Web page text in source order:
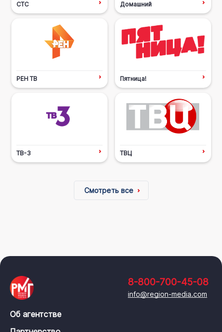
СТС Домашний
РЕН ТВ Пятница!
ТВ-3 ТВЦ
Смотреть все
8-800-700-45-08
info@region-media.com
Об агентстве